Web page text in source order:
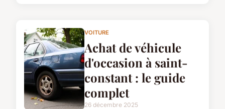
VOITURE
Achat de véhicule
d'occasion à saint-
constant : le guide
complet
26 décembre 2025